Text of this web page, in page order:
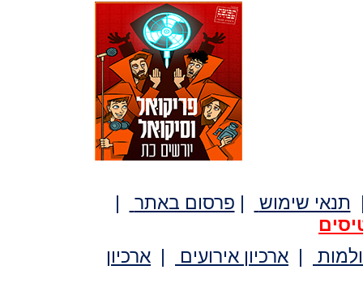
תנאי שימוש | פרסום באתר
|
| ארכיון אירועים | ארכיון